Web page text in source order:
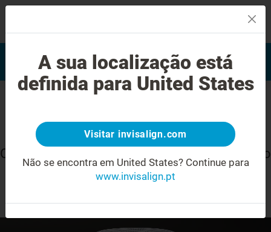
Avaliação do sorriso
Encontrar um Invisalign
provider
Mordida aberta
O que precisa de saber sobre a transformação
do seu sorriso com o tratamento Invisalign
A sua localização está
definida para United States
Visitar invisalign.com
Não se encontra em United States? Continue para
www.invisalign.pt